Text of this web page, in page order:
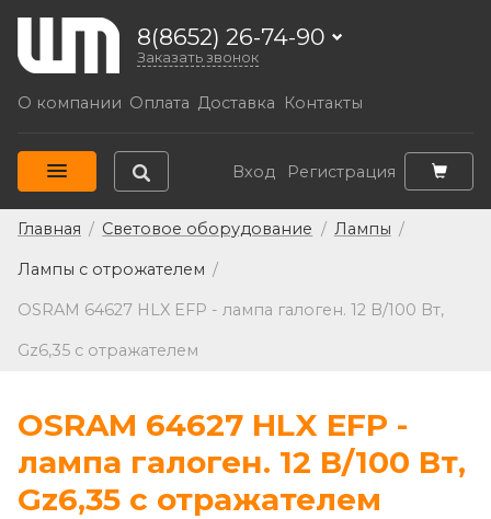
8(8652) 26-74-90
Заказать звонок
О компании Оплата Доставка Контакты
Вход Регистрация
Главная / Световое оборудование / Лампы /
Лампы с отрожателем /
OSRAM 64627 HLX EFP - лампа галоген. 12 В/100 Вт,
Gz6,35 с отражателем
OSRAM 64627 HLX EFP -
лампа галоген. 12 В/100 Вт,
Gz6,35 с отражателем